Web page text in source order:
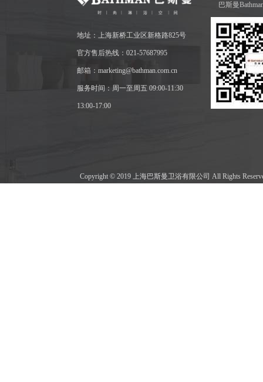
地址：上海新桥工业区新格路825号
官方售后热线：021-57687995
邮箱：marketing@bathman.com.cn
服务时间：周一至周五 09:00-11:30
13:00-17:00
巴斯曼
Copyright © 2019 上海巴斯曼卫浴有限公司 All Rights